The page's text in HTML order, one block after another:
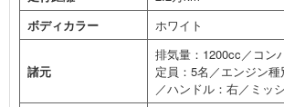
ボディカラー
ホワイト
諸元
排気量：1200cc／コン
定員：5名／エンジン
／ハンドル：右／ミッ